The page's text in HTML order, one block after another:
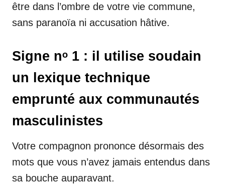
être dans l’ombre de votre vie commune,
sans paranoïa ni accusation hâtive.
Signe nᵒ 1 : il utilise soudain
un lexique technique
emprunté aux communautés
masculinistes
Votre compagnon prononce désormais des
mots que vous n’avez jamais entendus dans
sa bouche auparavant.